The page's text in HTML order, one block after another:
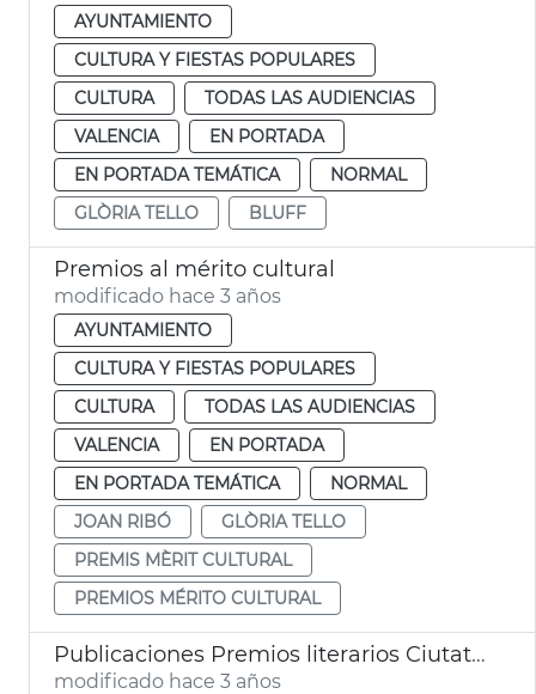
AYUNTAMIENTO
CULTURA Y FIESTAS POPULARES
CULTURA
TODAS LAS AUDIENCIAS
VALENCIA
EN PORTADA
EN PORTADA TEMÁTICA
NORMAL
GLÒRIA TELLO
BLUFF
Premios al mérito cultural
modificado hace 3 años
AYUNTAMIENTO
CULTURA Y FIESTAS POPULARES
CULTURA
TODAS LAS AUDIENCIAS
VALENCIA
EN PORTADA
EN PORTADA TEMÁTICA
NORMAL
JOAN RIBÓ
GLÒRIA TELLO
PREMIS MÈRIT CULTURAL
PREMIOS MÉRITO CULTURAL
Publicaciones Premios literarios Ciutat de València
modificado hace 3 años